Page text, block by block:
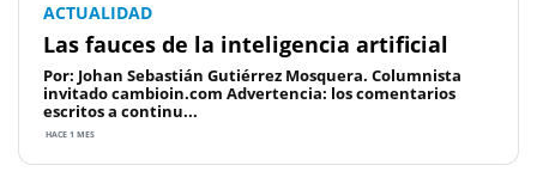
ACTUALIDAD
Las fauces de la inteligencia artificial
Por: Johan Sebastián Gutiérrez Mosquera. Columnista
invitado cambioin.com Advertencia: los comentarios
escritos a continu...
HACE 1 MES